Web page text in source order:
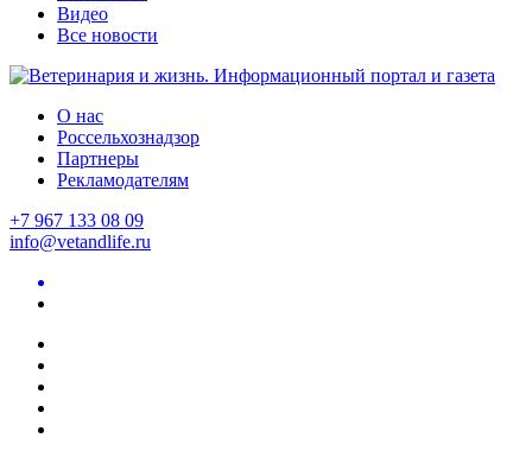
Видео
Все новости
О нас
Россельхознадзор
Партнеры
Рекламодателям
+7 967 133 08 09
info@vetandlife.ru